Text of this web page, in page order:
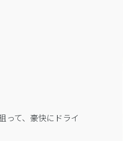
って、豪快にドライ